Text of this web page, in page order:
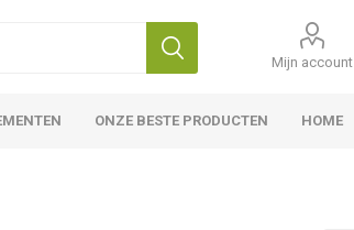
Mijn account
ONZE BESTE PRODUCTEN HOME